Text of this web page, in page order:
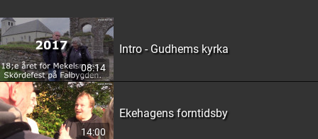
08:14
Intro - Gudhems kyrka
14:00
Ekehagens forntidsby